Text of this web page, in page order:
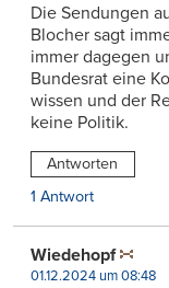
Die Sendungen
Blocher sagt
immer dagegen
Bundesrat eine
wissen und der
keine Politik.
Antworten
1 Antwort
Wiedehopf
01.12.2024 um 08:48